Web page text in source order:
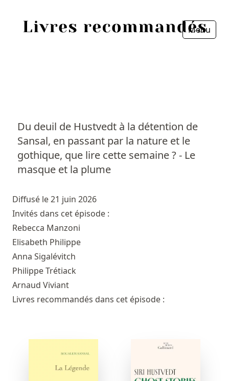
Menu
Du deuil de Hustvedt à la détention de
Sansal, en passant par la nature et le
gothique, que lire cette semaine ? - Le
masque et la plume
Diffusé le 21 juin 2026
Invités dans cet épisode :
Rebecca Manzoni
Elisabeth Philippe
Anna Sigalévitch
Philippe Trétiack
Arnaud Viviant
Livres recommandés dans cet épisode :
Personnes
Livres
Livres les plus recommandés
Prix littéraires
Fermer